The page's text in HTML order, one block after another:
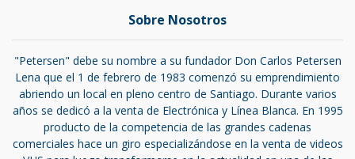
Sobre Nosotros
"Petersen" debe su nombre a su fundador Don Carlos Petersen
Lena que el 1 de febrero de 1983 comenzó su emprendimiento
abriendo un local en pleno centro de Santiago. Durante varios
años se dedicó a la venta de Electrónica y Línea Blanca. En 1995
producto de la competencia de las grandes cadenas
comerciales hace un giro especializándose en la venta de videos